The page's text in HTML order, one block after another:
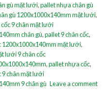
gù mặt lưới,pallet nhựa chân gù
gù 1200x1000x140mm mặt lưới,
9 chân mặt lưới
chân gù,pallet 9 chân cốc,
1200x1000x140mm mặt lưới,
lưới 9 chân cốc
,pallet nhựa cốc,
9 chân mặt lưới
9 chân gù Leave a comment